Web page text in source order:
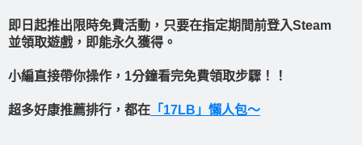
即日起推出限時免費活動，只要在指定期間前登入Steam
並領取遊戲，即能永久獲得。
小編直接帶你操作，1分鐘看完免費領取步驟！！
超多好康推薦排行，都在 「17LB」懶人包～